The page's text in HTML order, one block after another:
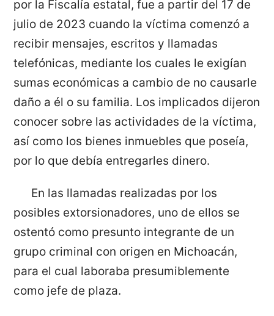
por la Fiscalía estatal, fue a partir del 17 de
julio de 2023 cuando la víctima comenzó a
recibir mensajes, escritos y llamadas
telefónicas, mediante los cuales le exigían
sumas económicas a cambio de no causarle
daño a él o su familia. Los implicados dijeron
conocer sobre las actividades de la víctima,
así como los bienes inmuebles que poseía,
por lo que debía entregarles dinero.
En las llamadas realizadas por los
posibles extorsionadores, uno de ellos se
ostentó como presunto integrante de un
grupo criminal con origen en Michoacán,
para el cual laboraba presumiblemente
como jefe de plaza.